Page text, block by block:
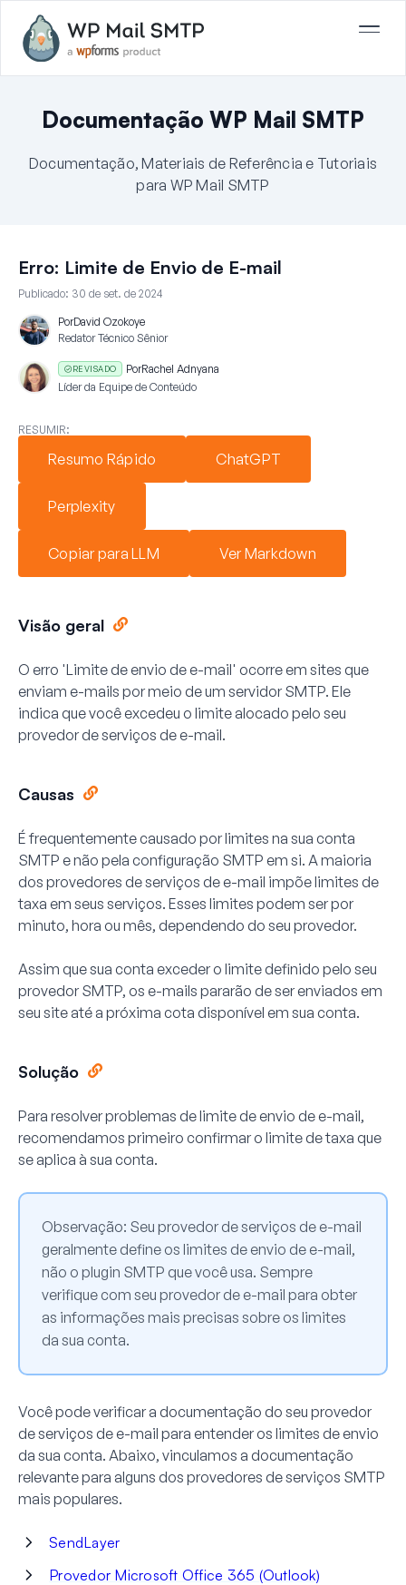
Documentação WP Mail SMTP
Documentação, Materiais de Referência e Tutoriais
para WP Mail SMTP
Erro: Limite de Envio de E-mail
Publicado: 30 de set. de 2024
PorDavid Ozokoye
Redator Técnico Sênior
REVISADO PorRachel Adnyana
Líder da Equipe de Conteúdo
RESUMIR:
Resumo Rápido ChatGPT
Perplexity
Copiar para LLM Ver Markdown
Visão geral
O erro 'Limite de envio de e-mail' ocorre em sites que
enviam e-mails por meio de um servidor SMTP. Ele
indica que você excedeu o limite alocado pelo seu
provedor de serviços de e-mail.
Causas
É frequentemente causado por limites na sua conta
SMTP e não pela configuração SMTP em si. A maioria
dos provedores de serviços de e-mail impõe limites de
taxa em seus serviços. Esses limites podem ser por
minuto, hora ou mês, dependendo do seu provedor.
Assim que sua conta exceder o limite definido pelo seu
provedor SMTP, os e-mails pararão de ser enviados em
seu site até a próxima cota disponível em sua conta.
Solução
Para resolver problemas de limite de envio de e-mail,
recomendamos primeiro confirmar o limite de taxa que
se aplica à sua conta.
Observação: Seu provedor de serviços de e-mail
geralmente define os limites de envio de e-mail,
não o plugin SMTP que você usa. Sempre
verifique com seu provedor de e-mail para obter
as informações mais precisas sobre os limites
da sua conta.
Você pode verificar a documentação do seu provedor
de serviços de e-mail para entender os limites de envio
da sua conta. Abaixo, vinculamos a documentação
relevante para alguns dos provedores de serviços SMTP
mais populares.
SendLayer
Provedor Microsoft Office 365 (Outlook)